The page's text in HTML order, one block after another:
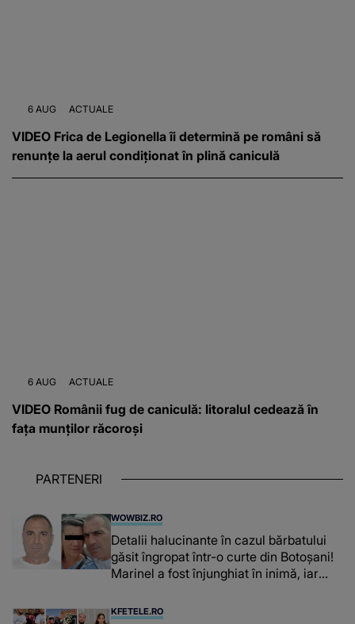
6 AUG ACTUALE
VIDEO Frica de Legionella îi determină pe români să
renunțe la aerul condiționat în plină caniculă
6 AUG ACTUALE
VIDEO Românii fug de caniculă: litoralul cedează în
fața munților răcoroși
PARTENERI
WOWBIZ.RO
Detalii halucinante în cazul bărbatului
găsit îngropat într-o curte din Botoșani!
Marinel a fost înjunghiat în inimă, iar
suspecți
KFETELE.RO